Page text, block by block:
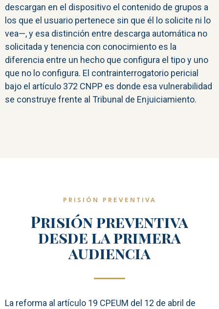
descargan en el dispositivo el contenido de grupos a
los que el usuario pertenece sin que él lo solicite ni lo
vea—, y esa distinción entre descarga automática no
solicitada y tenencia con conocimiento es la
diferencia entre un hecho que configura el tipo y uno
que no lo configura. El contrainterrogatorio pericial
bajo el artículo 372 CNPP es donde esa vulnerabilidad
se construye frente al Tribunal de Enjuiciamiento.
PRISIÓN PREVENTIVA
Prisión preventiva
desde la primera
audiencia
La reforma al artículo 19 CPEUM del 12 de abril de